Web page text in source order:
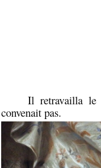
Il retravailla le
convenait pas.